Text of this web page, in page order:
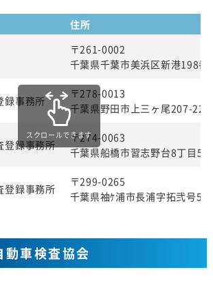
住所
〒261-0002
千葉県千葉市美浜区新港198番
録事務所
〒278-0013
千葉県野田市上三ヶ尾207-22
登録事務所
〒274-0063
千葉県船橋市習志野台8丁目57
登録事務所
〒299-0265
千葉県袖ｹ浦市長浦字拓弐号
スクロールできます
動車検査協会